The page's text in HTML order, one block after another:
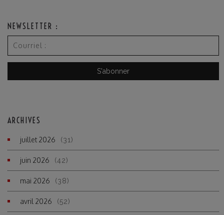
NEWSLETTER :
ARCHIVES
juillet 2026 (31)
juin 2026 (42)
mai 2026 (38)
avril 2026 (52)